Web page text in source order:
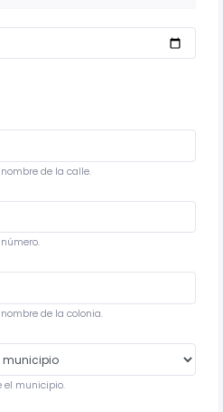
de la calle.
de la colonia.
el municipio.